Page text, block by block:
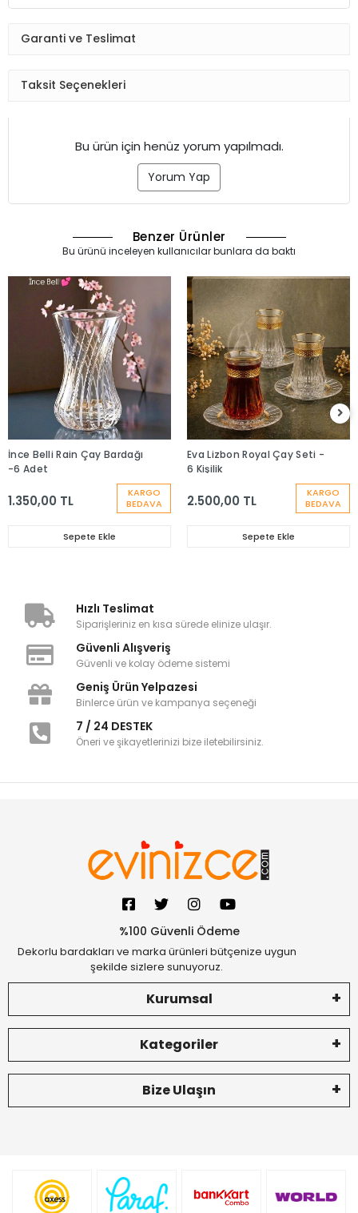
Garanti ve Teslimat
Taksit Seçenekleri
Bu ürün için henüz yorum yapılmadı.
Yorum Yap
Benzer Ürünler
Bu ürünü inceleyen kullanıcılar bunlara da baktı
KARGO
BEDAVA
İnce Belli Rain Çay Bardağı
-6 Adet
1.350,00 TL
Sepete Ekle
KARGO
BEDAVA
Eva Lizbon Royal Çay Seti -
6 Kişilik
2.500,00 TL
Sepete Ekle
Hızlı Teslimat
Siparişleriniz en kısa sürede elinize ulaşır.
Güvenli Alışveriş
Güvenli ve kolay ödeme sistemi
Geniş Ürün Yelpazesi
Binlerce ürün ve kampanya seçeneği
7 / 24 DESTEK
Öneri ve şikayetlerinizi bize iletebilirsiniz.
%100 Güvenli Ödeme
Dekorlu bardakları ve marka ürünleri bütçenize uygun
şekilde sizlere sunuyoruz.
Kurumsal
Kategoriler
Bize Ulaşın